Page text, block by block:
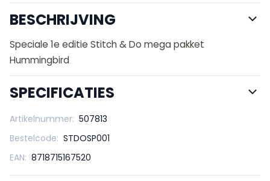
BESCHRIJVING
Speciale 1e editie Stitch & Do mega pakket
Hummingbird
SPECIFICATIES
Artikelnummer: 507813
Bestelcode: STDOSP001
EAN: 8718715167520